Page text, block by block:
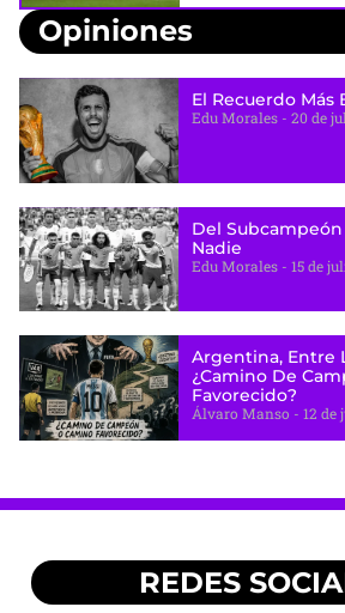
Opiniones
El Recuerdo
Edu Morales 20 de
Del
Nadie
Edu Morales 15 de
Argentina, Entre
¿camino De
Favorecido?
Álvaro Manso 12 de
REDES